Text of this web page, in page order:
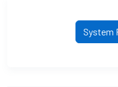
System